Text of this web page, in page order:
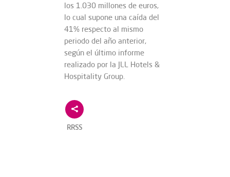
los 1.030 millones de euros,
lo cual supone una caída del
41% respecto al mismo
periodo del año anterior,
según el último informe
realizado por la JLL Hotels &
Hospitality Group.
RRSS